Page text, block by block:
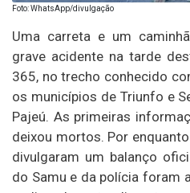
Foto: WhatsApp/divulgação
Uma carreta e um
grave acidente na tarde
365, no trecho conhecido
os municípios de Triunfo e
Pajeú. As primeiras
deixou mortos. Por
divulgaram um balanço
do Samu e da polícia foram